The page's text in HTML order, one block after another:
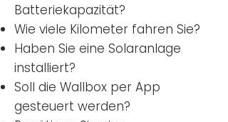
Batteriekapazität?
Wie viele Kilometer fahren Sie?
Haben Sie eine Solaranlage
installiert?
Soll die Wallbox per App
gesteuert werden?